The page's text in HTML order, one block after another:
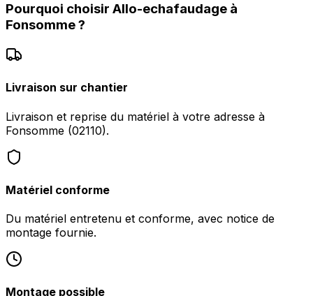
Pourquoi choisir Allo-echafaudage à
Fonsomme?
Livraison sur chantier
Livraison et reprise du matériel à votre adresse à
Fonsomme (02110).
Matériel conforme
Du matériel entretenu et conforme, avec notice de
montage fournie.
Montage possible